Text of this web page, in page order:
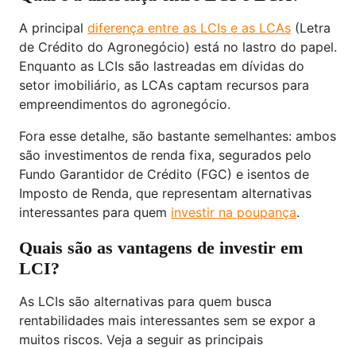
A principal diferença entre as LCIs e as LCAs (Letra
de Crédito do Agronegócio) está no lastro do papel.
Enquanto as LCIs são lastreadas em dívidas do
setor imobiliário, as LCAs captam recursos para
empreendimentos do agronegócio.
Fora esse detalhe, são bastante semelhantes: ambos
são investimentos de renda fixa, segurados pelo
Fundo Garantidor de Crédito (FGC) e isentos de
Imposto de Renda, que representam alternativas
interessantes para quem investir na poupança.
Quais são as vantagens de investir em
LCI?
As LCIs são alternativas para quem busca
rentabilidades mais interessantes sem se expor a
muitos riscos. Veja a seguir as principais